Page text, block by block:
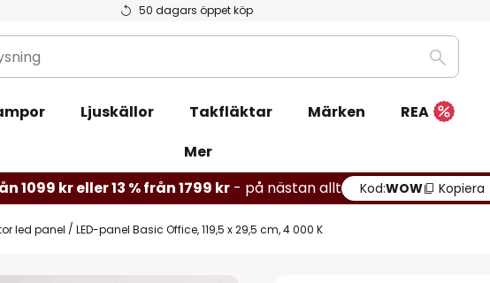
50 dagars öppet köp
Sök
Ljuskällor Takfläktar Märken REA
Mer
1099 kr eller 13 % från 1799 kr - på nästan allt Kod:WOW Kopiera
led panel LED-panel Basic Office, 119,5 x 29,5 cm, 4 000 K